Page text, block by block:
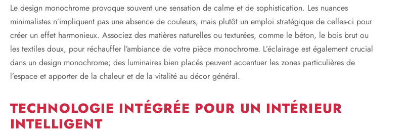
Le design monochrome provoque souvent une sensation de calme et de sophistication. Les nuances
minimalistes n’impliquent pas une absence de couleurs, mais plutôt un emploi stratégique de celles-ci pour
créer un effet harmonieux. Associez des matières naturelles ou texturées, comme le béton, le bois brut ou
les textiles doux, pour réchauffer l’ambiance de votre pièce monochrome. L’éclairage est également crucial
dans un design monochrome; des luminaires bien placés peuvent accentuer les zones particulières de
l’espace et apporter de la chaleur et de la vitalité au décor général.
TECHNOLOGIE INTÉGRÉE POUR UN INTÉRIEUR
INTELLIGENT